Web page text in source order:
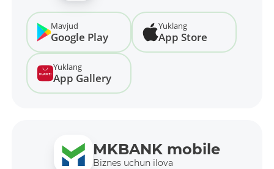
Mavjud
Google Play
Yuklang
App Store
Yuklang
App Gallery
MKBANK mobile
Biznes uchun ilova